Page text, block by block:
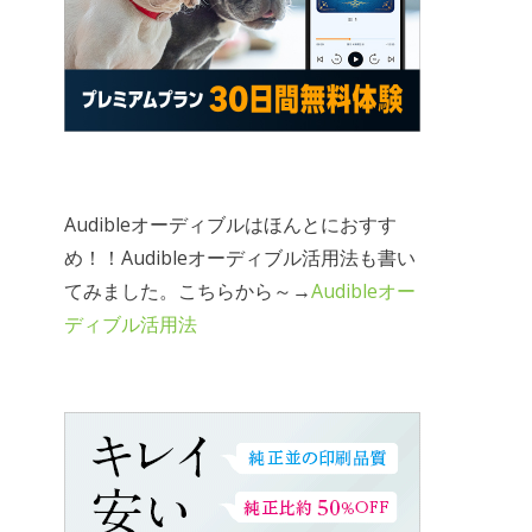
Audibleオーディブルはほんとにおすす
め！！Audibleオーディブル活用法も書い
てみました。こちらから～→Audibleオー
ディブル活用法